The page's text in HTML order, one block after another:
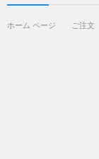
ホーム ページ ご注文